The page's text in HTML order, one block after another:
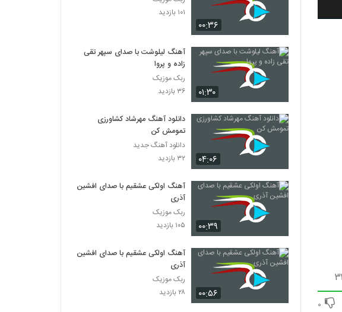
۰
۰۰:۳۶
۱۰۱ بازدید
۰۱:۳۰
آهنگ لیلوشت با صدای سپهر تقی
زاده و پروا
ربک موزیک
۳۶ بازدید
۰۴:۰۶
دانلود آهنگ مهرشاد کشاورزی
تمومش کن
دانلود آهنگ جدید
۳۲ بازدید
۰۰:۳۹
آهنگ اولکی عشقیم با صدای افشین
آذری
ربک موزیک
۱۰۵ بازدید
۰۰:۵۶
آهنگ اولکی عشقیم با صدای افشین
آذری
ربک موزیک
۲۸ بازدید